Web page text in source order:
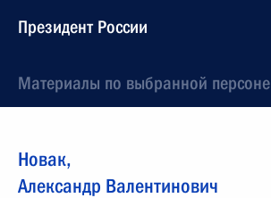
Президент России
Материалы по выбранной персоне
Новак,
Александр Валентинович